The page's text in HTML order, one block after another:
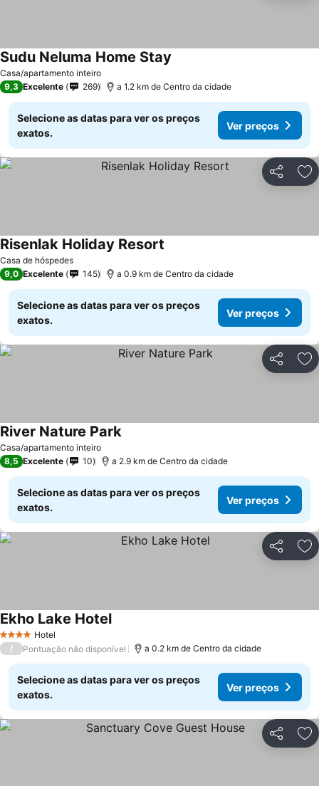
Casa/apartamento inteiro
Sudu Neluma Home Stay
9,3 Excelente 269 a 1.2 km de Centro da cidade
Selecione as datas para ver os preços
exatos.
Ver preços
Partilhar
Casa de hóspedes
Risenlak Holiday Resort
9,0 Excelente 145 a 0.9 km de Centro da cidade
Selecione as datas para ver os preços
exatos.
Ver preços
Partilhar
Casa/apartamento inteiro
River Nature Park
8,5 Excelente 10 a 2.9 km de Centro da cidade
Selecione as datas para ver os preços
exatos.
Ver preços
Partilhar
4 EstrelasHotel
Ekho Lake Hotel
/ Pontuação não disponível a 0.2 km de Centro da cidade
Selecione as datas para ver os preços
exatos.
Ver preços
Partilhar